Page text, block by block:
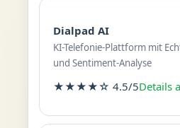
Dialpad AI
KI-Telefonie-Plattform mit
und Sentiment-Analyse
★★★★☆ 4.5/5Details